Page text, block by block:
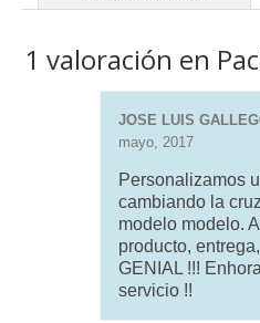
1 valoración en
JOSE LUIS
mayo, 2017
Personalizamos
cambiando la
modelo modelo.
producto,
GENIAL !!!
servicio !!